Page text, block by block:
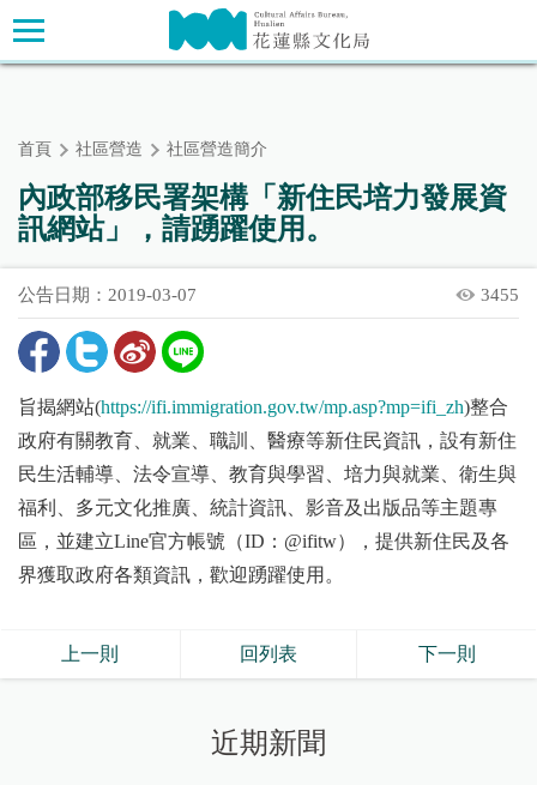
跳
到
主
主要內容區塊
首頁 社區營造 社區營造簡介
內政部移民署架構「新住民培力發展資
訊網站」，請踴躍使用。
公告日期：2019-03-07 3455
旨揭網站(https://ifi.immigration.gov.tw/mp.asp?mp=ifi_zh)整合
政府有關教育、就業、職訓、醫療等新住民資訊，設有新住
民生活輔導、法令宣導、教育與學習、培力與就業、衛生與
福利、多元文化推廣、統計資訊、影音及出版品等主題專
區，並建立Line官方帳號（ID：@ifitw），提供新住民及各
界獲取政府各類資訊，歡迎踴躍使用。
上一則 回列表 下一則
近期新聞